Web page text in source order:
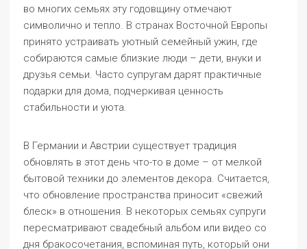
во многих семьях эту годовщину отмечают
символично и тепло. В странах Восточной Европы
принято устраивать уютный семейный ужин, где
собираются самые близкие люди – дети, внуки и
друзья семьи. Часто супругам дарят практичные
подарки для дома, подчеркивая ценность
стабильности и уюта.
В Германии и Австрии существует традиция
обновлять в этот день что-то в доме – от мелкой
бытовой техники до элементов декора. Считается,
что обновление пространства приносит «свежий
блеск» в отношения. В некоторых семьях супруги
пересматривают свадебный альбом или видео со
дня бракосочетания, вспоминая путь, который они